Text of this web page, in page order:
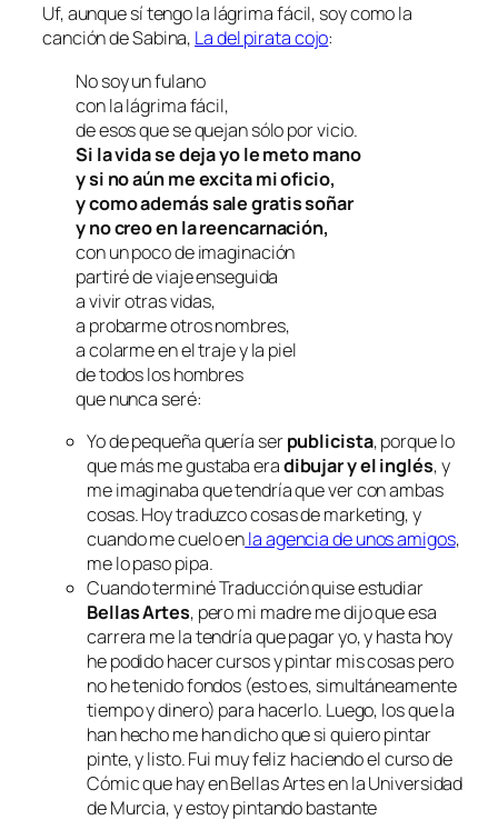
Uf, aunque sí tengo la lágrima fácil, soy como la
canción de Sabina, La del pirata cojo:
No soy un fulano
con la lágrima fácil,
de esos que se quejan sólo por vicio.
Si la vida se deja yo le meto mano
y si no aún me excita mi oficio,
y como además sale gratis soñar
y no creo en la reencarnación,
con un poco de imaginación
partiré de viaje enseguida
a vivir otras vidas,
a probarme otros nombres,
a colarme en el traje y la piel
de todos los hombres
que nunca seré:
Yo de pequeña quería serpublicista, porque lo
que más me gustaba eradibujar y el inglés, y
me imaginaba que tendría que ver con ambas
cosas. Hoy traduzco cosas de marketing, y
cuando me cuelo enla agencia de unos amigos,
me lo paso pipa.
Cuando terminé Traducción quise estudiar
Bellas Artes, pero mi madre me dijo que esa
carrera me la tendría que pagar yo, y hasta hoy
he podido hacer cursos y pintar mis cosas pero
no he tenido fondos (esto es, simultáneamente
tiempo y dinero) para hacerlo. Luego, los que la
han hecho me han dicho que si quiero pintar
pinte, y listo. Fui muy feliz haciendo el curso de
Cómic que hay en Bellas Artes en la Universidad
de Murcia, y estoy pintando bastante